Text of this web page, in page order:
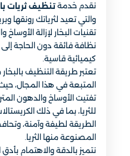
نقدم خدمة تنظيف ثريات
والتي تعيد لثرياتك رونقها
تقنيات البخار لإزالة
نظافة فائقة دون الحاجة إلى
كيميائية قاسية.
تعتبر طريقة التنظيف
المتبعة في هذا المجال،
تفتيت الأوساخ والدهون
للثريا، بما في ذلك
الطريقة لطيفة وآمنة،
المصنوعة منها الثريا.
نتميز بالدقة والاهتمام